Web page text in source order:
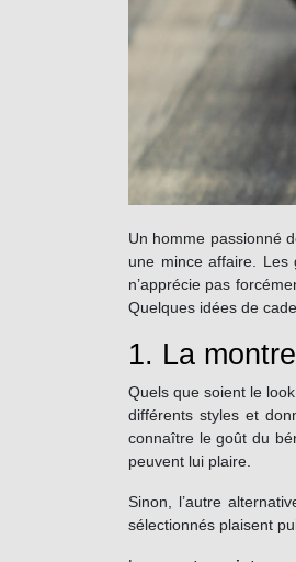
Un homme passionné
une mince affaire. Les
n’apprécie pas
Quelques idées de
1. La
Quels que soient le
différents styles et
connaître le goût du
peuvent lui plaire.
Sinon, l’autre
sélectionnés plaisent